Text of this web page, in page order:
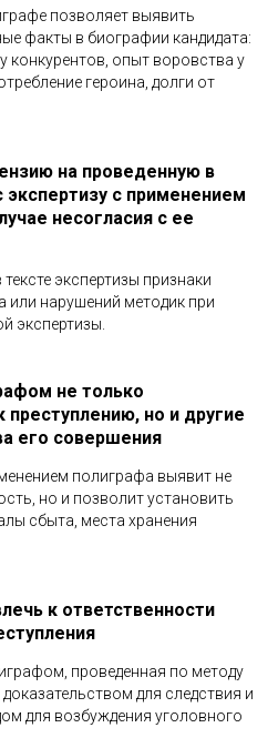
позволяет выявить
факты в биографии кандидата:
конкурентов, опыт воровства у
героина, долги от
на проведенную в
с применением
несогласия с ее
экспертизы признаки
или нарушений методик при
экспертизы.
не только
преступлению, но и другие
его совершения
полиграфа выявит не
но и позволит установить
сбыта, места хранения
к ответственности
проведенная по методу
для следствия и
для возбуждения уголовного